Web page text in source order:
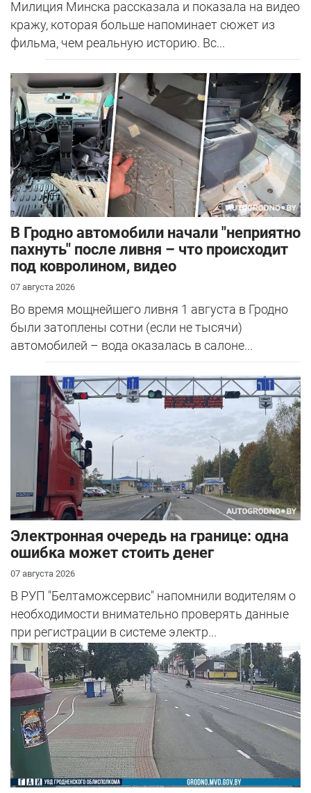
Милиция Минска рассказала и показала на видео
кражу, которая больше напоминает сюжет из
фильма, чем реальную историю. Вс...
В Гродно автомобили начали "неприятно
пахнуть" после ливня – что происходит
под ковролином, видео
07 августа 2026
Во время мощнейшего ливня 1 августа в Гродно
были затоплены сотни (если не тысячи)
автомобилей – вода оказалась в салоне...
Электронная очередь на границе: одна
ошибка может стоить денег
07 августа 2026
В РУП "Белтаможсервис" напомнили водителям о
необходимости внимательно проверять данные
при регистрации в системе электр...